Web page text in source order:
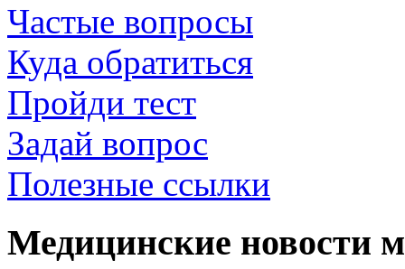
Частые вопросы
Куда обратиться
Пройди тест
Задай вопрос
Полезные ссылки
Медицинские новости